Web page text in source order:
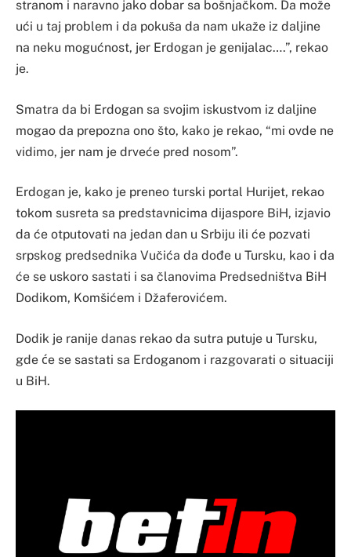
stranom i naravno jako dobar sa bošnjačkom. Da može
ući u taj problem i da pokuša da nam ukaže iz daljine
na neku mogućnost, jer Erdogan je genijalac….”, rekao
je.
Smatra da bi Erdogan sa svojim iskustvom iz daljine
mogao da prepozna ono što, kako je rekao, “mi ovde ne
vidimo, jer nam je drveće pred nosom”.
Erdogan je, kako je preneo turski portal Hurijet, rekao
tokom susreta sa predstavnicima dijaspore BiH, izjavio
da će otputovati na jedan dan u Srbiju ili će pozvati
srpskog predsednika Vučića da dođe u Tursku, kao i da
će se uskoro sastati i sa članovima Predsedništva BiH
Dodikom, Komšićem i Džaferovićem.
Dodik je ranije danas rekao da sutra putuje u Tursku,
gde će se sastati sa Erdoganom i razgovarati o situaciji
u BiH.